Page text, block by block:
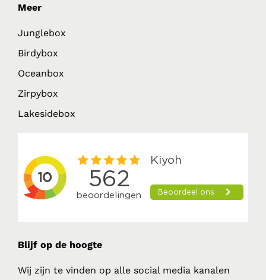
Meer
Junglebox
Birdybox
Oceanbox
Zirpybox
Lakesidebox
Blijf op de hoogte
Wij zijn te vinden op alle social media kanalen